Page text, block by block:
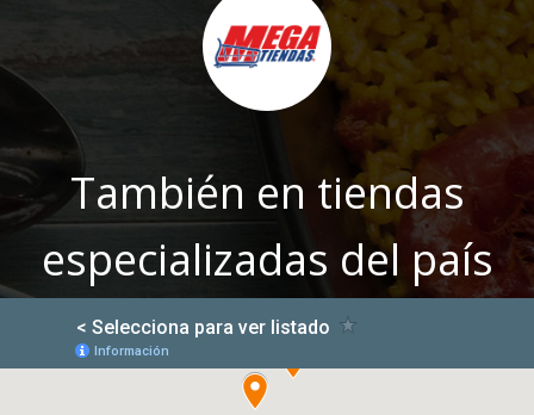
También en tiendas
especializadas del país